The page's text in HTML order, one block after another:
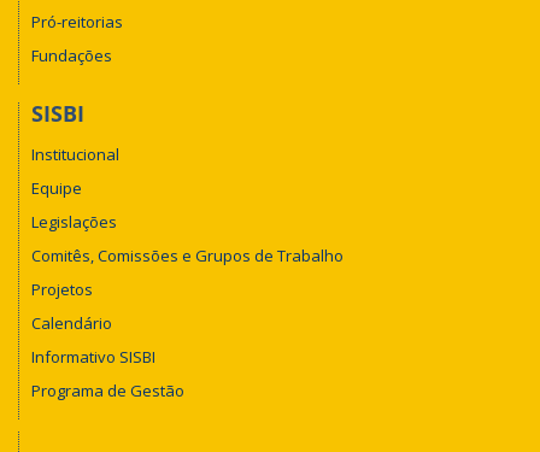
Pró-reitorias
Fundações
SISBI
Institucional
Equipe
Legislações
Comitês, Comissões e Grupos de Trabalho
Projetos
Calendário
Informativo SISBI
Programa de Gestão